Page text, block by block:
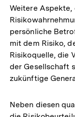
Weitere
persönliche
mit dem Risiko,
Risikoquelle, die
der Gesellschaft
zukünftige
Neben diesen